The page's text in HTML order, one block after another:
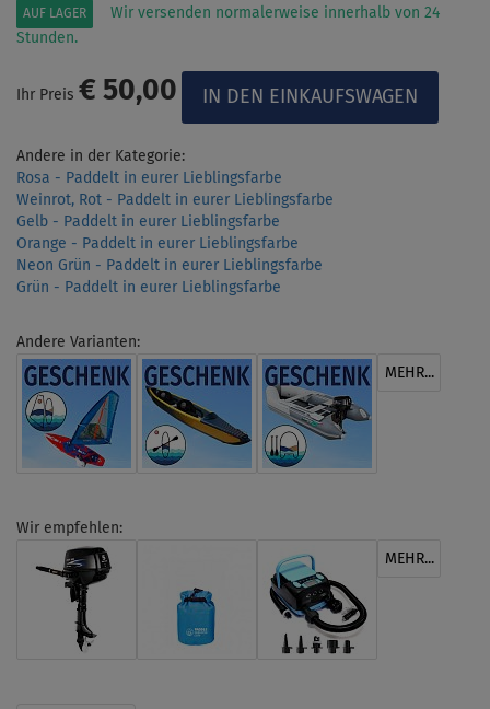
AUF LAGER
Wir versenden normalerweise innerhalb von 24
Stunden.
Ihr Preis € 50,00
Andere in der Kategorie:
Rosa - Paddelt in eurer Lieblingsfarbe
Weinrot, Rot - Paddelt in eurer Lieblingsfarbe
Gelb - Paddelt in eurer Lieblingsfarbe
Orange - Paddelt in eurer Lieblingsfarbe
Neon Grün - Paddelt in eurer Lieblingsfarbe
Grün - Paddelt in eurer Lieblingsfarbe
Andere Varianten:
MEHR...
Wir empfehlen:
MEHR...